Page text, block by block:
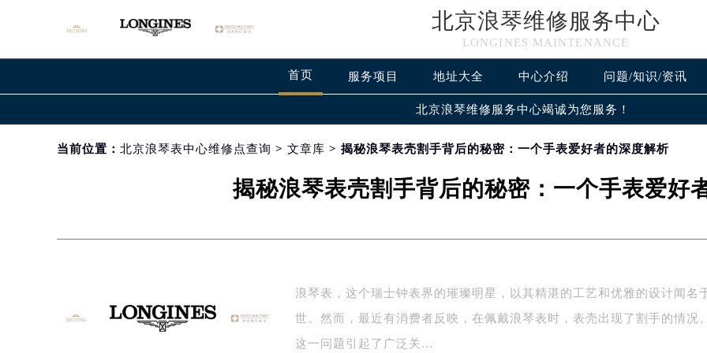
北京浪琴维修服务中心
LONGINES MAINTENANCE
首页 服务项目 地址大全 中心介绍 问题/知识/资讯
北京浪琴维修服务中心竭诚为您服务！
当前位置： 北京浪琴表中心维修点查询 > 文章库 > 揭秘浪琴表壳割手背后的秘密：一个手表爱好者的深度解析
揭秘浪琴表壳割手背后的秘密：一个手表爱好
浪琴表，这个瑞士钟表界的璀璨明星，以其精湛的工艺和优雅的设计闻名
世。然而，最近有消费者反映，在佩戴浪琴表时，表壳出现了割手的情况
这一问题引起了广泛关…